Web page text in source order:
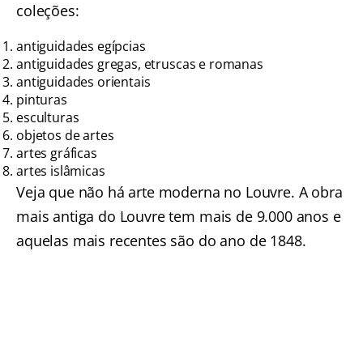
coleções:
antiguidades egípcias
antiguidades gregas, etruscas e romanas
antiguidades orientais
pinturas
esculturas
objetos de artes
artes gráficas
artes islâmicas
Veja que não há arte moderna no Louvre. A obra
mais antiga do Louvre tem mais de 9.000 anos e
aquelas mais recentes são do ano de 1848.